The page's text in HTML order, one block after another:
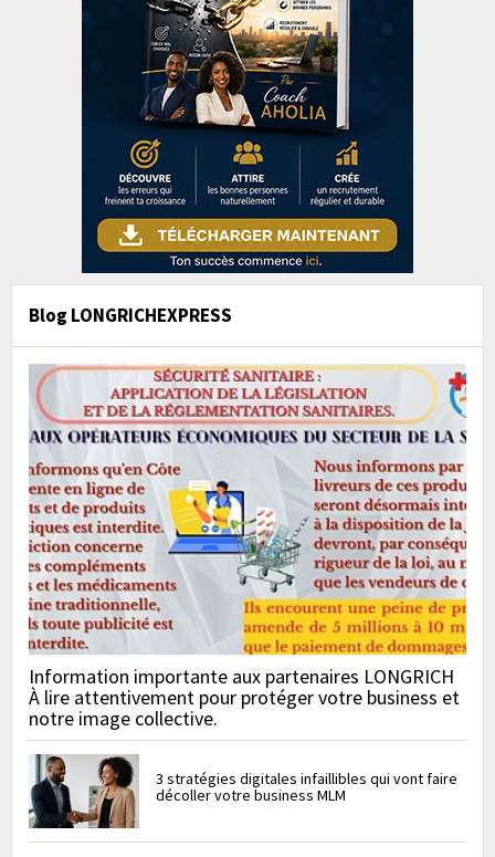
Blog LONGRICHEXPRESS
Information importante aux partenaires LONGRICH
À lire attentivement pour protéger votre business et
notre image collective.
3 stratégies digitales infaillibles qui vont faire
décoller votre business MLM